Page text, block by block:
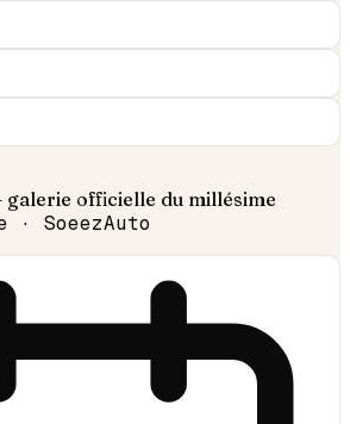
galerie officielle du millésime
· SoeezAuto